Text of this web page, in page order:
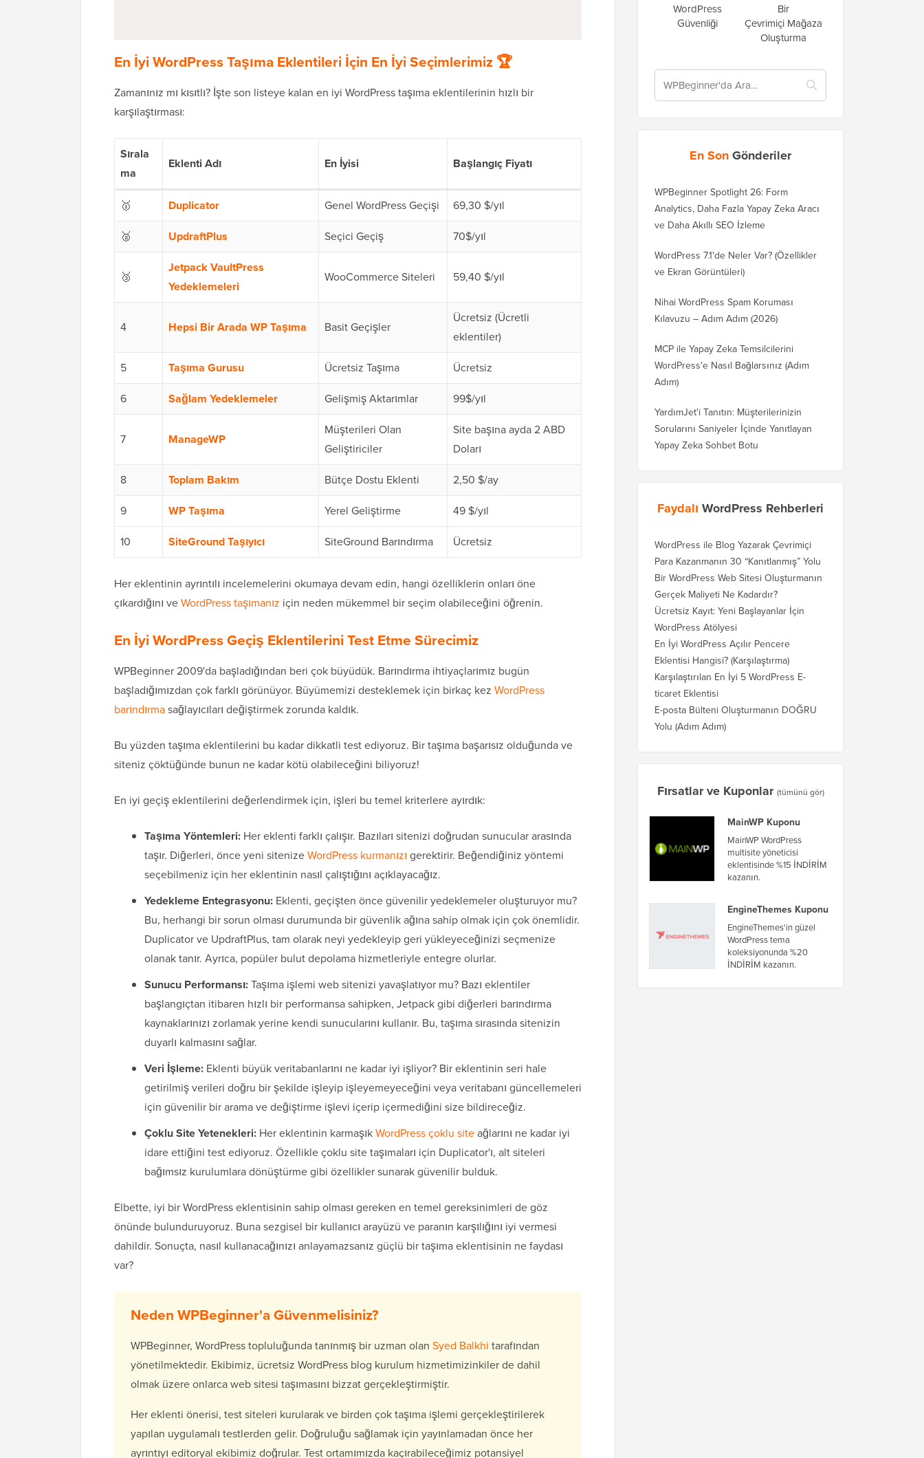
En İyi WordPress Taşıma Eklentileri İçin En İyi Seçimlerimiz 🏆
Zamanınız mı kısıtlı? İşte son listeye kalan en iyi WordPress taşıma eklentilerinin hızlı bir
karşılaştırması:
Sırala
ma
Eklenti Adı En İyisi Başlangıç Fiyatı
🥇 Duplicator Genel WordPress Geçişi
69,30 $/yıl
🥈
UpdraftPlus Seçici Geçiş 70$/yıl
🥉
Jetpack VaultPress
Yedeklemeleri
WooCommerce Siteleri 59,40 $/yıl
4 Hepsi Bir Arada WP Taşıma Basit Geçişler
Ücretsiz (Ücretli
eklentiler)
5
Taşıma Gurusu Ücretsiz Taşıma
Ücretsiz
6
Sağlam Yedeklemeler Gelişmiş Aktarımlar 99$/yıl
7 ManageWP
Müşterileri Olan
Geliştiriciler
Site başına ayda 2 ABD
Doları
8
Toplam Bakım Bütçe Dostu Eklenti
2,50 $/ay
9
WP Taşıma Yerel Geliştirme
49 $/yıl
10
SiteGround Taşıyıcı SiteGround Barındırma Ücretsiz
Her eklentinin ayrıntılı incelemelerini okumaya devam edin, hangi özelliklerin onları öne
çıkardığını veWordPress taşımanız için neden mükemmel bir seçim olabileceğini öğrenin.
En İyi WordPress Geçiş Eklentilerini Test Etme Sürecimiz
WPBeginner 2009'da başladığından beri çok büyüdük. Barındırma ihtiyaçlarımız bugün
başladığımızdan çok farklı görünüyor. Büyümemizi desteklemek için birkaç kez WordPress
barındırmasağlayıcıları değiştirmek zorunda kaldık.
Bu yüzden taşıma eklentilerini bu kadar dikkatli test ediyoruz. Bir taşıma başarısız olduğunda ve
siteniz çöktüğünde bunun ne kadar kötü olabileceğini biliyoruz!
En iyi geçiş eklentilerini değerlendirmek için, işleri bu temel kriterlere ayırdık:
Taşıma Yöntemleri: Her eklenti farklı çalışır. Bazıları sitenizi doğrudan sunucular arasında
taşır. Diğerleri, önce yeni sitenizeWordPress kurmanızı gerektirir. Beğendiğiniz yöntemi
seçebilmeniz için her eklentinin nasıl çalıştığını açıklayacağız.
Yedekleme Entegrasyonu: Eklenti, geçişten önce güvenilir yedeklemeler oluşturuyor mu?
Bu, herhangi bir sorun olması durumunda bir güvenlik ağına sahip olmak için çok önemlidir.
Duplicator ve UpdraftPlus, tam olarak neyi yedekleyip geri yükleyeceğinizi seçmenize
olanak tanır. Ayrıca, popüler bulut depolama hizmetleriyle entegre olurlar.
Sunucu Performansı:Taşıma işlemi web sitenizi yavaşlatıyor mu? Bazı eklentiler
başlangıçtan itibaren hızlı bir performansa sahipken, Jetpack gibi diğerleri barındırma
kaynaklarınızı zorlamak yerine kendi sunucularını kullanır. Bu, taşıma sırasında sitenizin
duyarlı kalmasını sağlar.
Veri İşleme: Eklenti büyük veritabanlarını ne kadar iyi işliyor? Bir eklentinin seri hale
getirilmiş verileri doğru bir şekilde işleyip işleyemeyeceğini veya veritabanı güncellemeleri
için güvenilir bir arama ve değiştirme işlevi içerip içermediğini size bildireceğiz.
Çoklu Site Yetenekleri: Her eklentinin karmaşıkWordPress çoklu siteağlarını ne kadar iyi
idare ettiğini test ediyoruz. Özellikle çoklu site taşımaları için Duplicator'ı, alt siteleri
bağımsız kurulumlara dönüştürme gibi özellikler sunarak güvenilir bulduk.
Elbette, iyi bir WordPress eklentisinin sahip olması gereken en temel gereksinimleri de göz
önünde bulunduruyoruz. Buna sezgisel bir kullanıcı arayüzü ve paranın karşılığını iyi vermesi
dahildir. Sonuçta, nasıl kullanacağınızı anlayamazsanız güçlü bir taşıma eklentisinin ne faydası
var?
Neden WPBeginner'a Güvenmelisiniz?
WPBeginner, WordPress topluluğunda tanınmış bir uzman olan Syed Balkhi tarafından
yönetilmektedir. Ekibimiz, ücretsiz WordPress blog kurulum hizmetimizinkiler de dahil
olmak üzere onlarca web sitesi taşımasını bizzat gerçekleştirmiştir.
Her eklenti önerisi, test siteleri kurularak ve birden çok taşıma işlemi gerçekleştirilerek
yapılan uygulamalı testlerden gelir. Doğruluğu sağlamak için yayınlamadan önce her
ayrıntıyı editoryal ekibimiz doğrular. Test ortamımızda kaçırabileceğimiz potansiyel
WordPress
Güvenliği
Bir
Çevrimiçi Mağaza
Oluşturma
En SonGönderiler
WPBeginner Spotlight 26: Form
Analytics, Daha Fazla Yapay Zeka Aracı
ve Daha Akıllı SEO İzleme
WordPress 7.1'de Neler Var? (Özellikler
ve Ekran Görüntüleri)
Nihai WordPress Spam Koruması
Kılavuzu – Adım Adım (2026)
MCP ile Yapay Zeka Temsilcilerini
WordPress'e Nasıl Bağlarsınız (Adım
Adım)
YardımJet'i Tanıtın: Müşterilerinizin
Sorularını Saniyeler İçinde Yanıtlayan
Yapay Zeka Sohbet Botu
Faydalı WordPress Rehberleri
WordPress ile Blog Yazarak Çevrimiçi
Para Kazanmanın 30 “Kanıtlanmış” Yolu
Bir WordPress Web Sitesi Oluşturmanın
Gerçek Maliyeti Ne Kadardır?
Ücretsiz Kayıt: Yeni Başlayanlar İçin
WordPress Atölyesi
En İyi WordPress Açılır Pencere
Eklentisi Hangisi? (Karşılaştırma)
Karşılaştırılan En İyi 5 WordPress E-
ticaret Eklentisi
E-posta Bülteni Oluşturmanın DOĞRU
Yolu (Adım Adım)
Fırsatlar ve Kuponlar (tümünü gör)
MainWP Kuponu
MainWP WordPress
multisite yöneticisi
eklentisinde %15 İNDİRİM
kazanın.
EngineThemes Kuponu
EngineThemes'in güzel
WordPress tema
koleksiyonunda %20
İNDİRİM kazanın.